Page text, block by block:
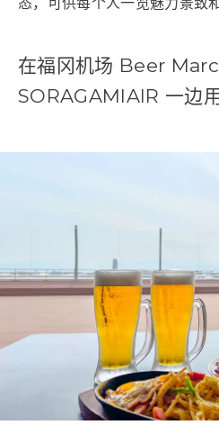
在福冈机场 Beer
SORAGAMIAIR 一边